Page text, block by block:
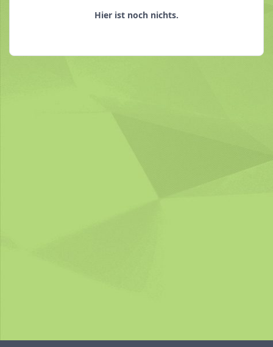
Hier ist noch nichts.